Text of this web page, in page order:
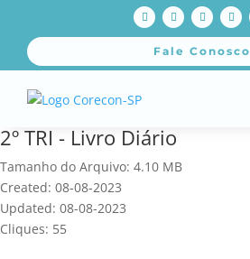
Fale Conosco
2º TRI - Livro Diário
Tamanho do Arquivo: 4.10 MB
Created: 08-08-2023
Updated: 08-08-2023
Cliques: 55